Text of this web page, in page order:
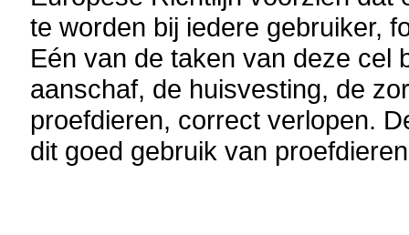
te worden bij iedere gebruiker,
Eén van de taken van deze cel
aanschaf, de huisvesting, de
proefdieren, correct verlopen.
dit goed gebruik van